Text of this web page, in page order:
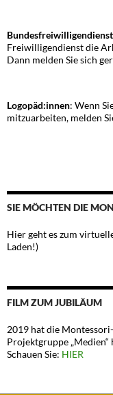
Freiwilligendienst die
Dann melden Sie sich
Logopäd:innen: Wenn
mitzuarbeiten, melden
SIE MÖCHTEN DIE
Hier geht es zum
Laden!)
FILM ZUM JUBILÄUM
2019 hat die
Projektgruppe
Schauen Sie: HIER